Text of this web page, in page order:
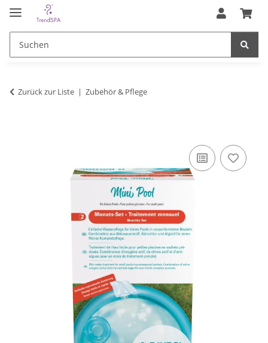
Zurück zur Liste Zubehör & Pflege